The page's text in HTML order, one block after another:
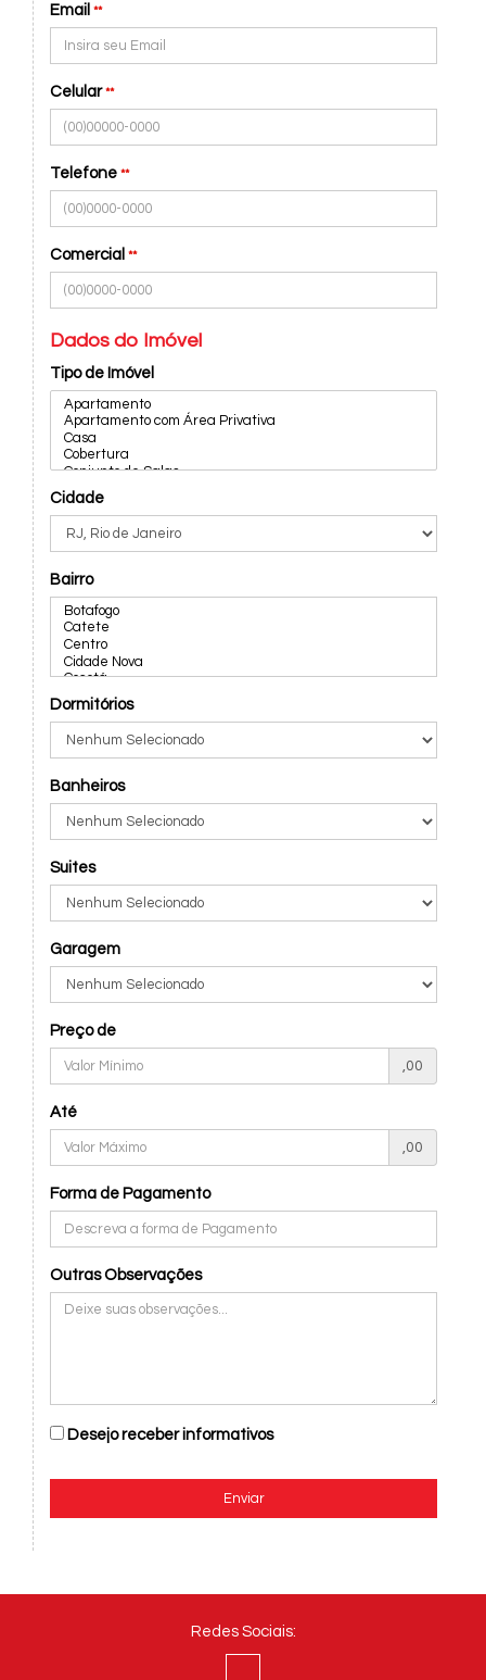
Email **
Celular **
Telefone **
Comercial **
Dados do Imóvel
Tipo de Imóvel
Cidade
Bairro
Dormitórios
Banheiros
Suites
Garagem
Preço de
,00
Até
,00
Forma de Pagamento
Outras Observações
Desejo receber informativos
Enviar
Redes Sociais: